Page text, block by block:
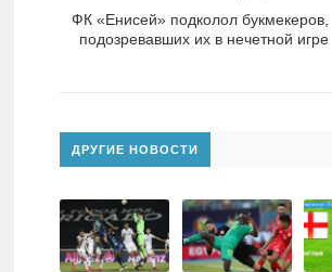
ФК «Енисей» подколол букмекеров,
подозревавших их в нечетной игре
ДРУГИЕ НОВОСТИ